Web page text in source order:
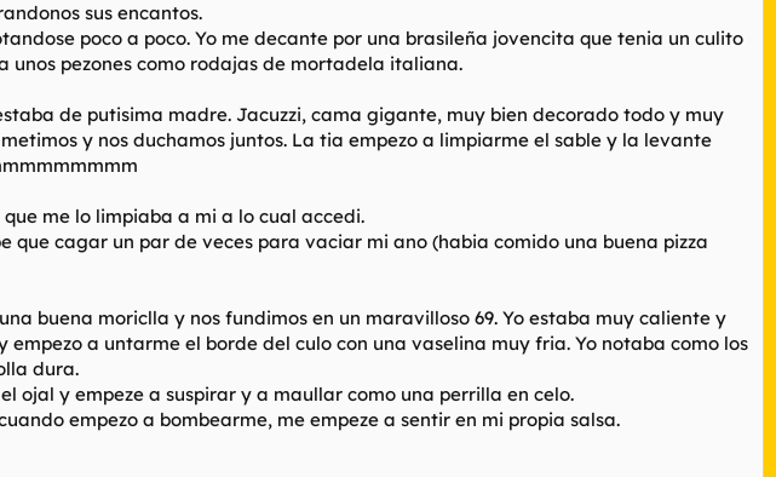
sus encantos.
poco a poco. Yo me decante por una brasileña jovencita que tenia un culito
unos pezones como rodajas de mortadela italiana.
de putisima madre. Jacuzzi, cama gigante, muy bien decorado todo y muy
y nos duchamos juntos. La tia empezo a limpiarme el sable y la levante
me lo limpiaba a mi a lo cual accedi.
cagar un par de veces para vaciar mi ano (habia comido una buena pizza
buena moriclla y nos fundimos en un maravilloso 69. Yo estaba muy caliente y
a untarme el borde del culo con una vaselina muy fria. Yo notaba como los
dura.
ojal y empeze a suspirar y a maullar como una perrilla en celo.
empezo a bombearme, me empeze a sentir en mi propia salsa.